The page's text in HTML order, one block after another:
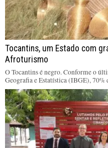
Tocantins, um Estado com
Afroturismo
O Tocantins é negro. Conforme o
Geografia e Estatística (IBGE), 70%